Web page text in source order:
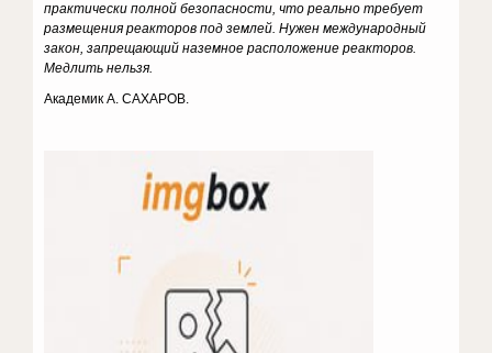
практически полной безопасности, что реально требует
размещения реакторов под зем­лей. Нужен международный
закон, запрещающий наземное расположение реакторов.
Медлить нельзя.
Академик А. САХАРОВ.